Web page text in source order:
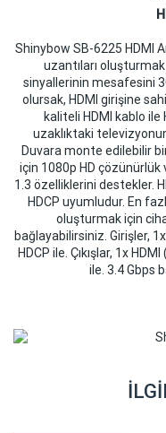
Shinybow SB-6225 HDMI
uzantıları
sinyallerinin mesafesini
olursak, HDMI girişine
kaliteli HDMI kablo ile
uzaklıktaki
Duvara monte edilebilir
için 1080p HD çözünürlük
1.3 özelliklerini destekler.
HDCP uyumludur. En
oluşturmak için
bağlayabilirsiniz. Girişler,
HDCP ile. Çıkışlar, 1x
ile. 3.4 Gbps